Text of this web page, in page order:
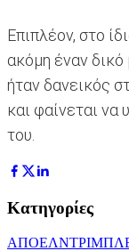
Επιπλέον, στο
ακόμη έναν
ήταν δανεικός
και φαίνεται να
του.
Κατηγορίες
ΑΠΟΕΛ